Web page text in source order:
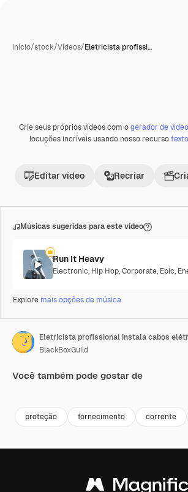
Início/stock/Vídeos/Eletricista profissi…
Premium
Crie seus próprios vídeos com ogerador de
locuções incríveis usando nosso recurso
Editar vídeo Recriar
Músicas sugeridas para este vídeo
Run It Heavy
Electronic, Hip Hop,Corporate, Epic,
Explore mais opções de música
BlackBoxGuild
Você também pode gostar de
proteção fornecimento corrente